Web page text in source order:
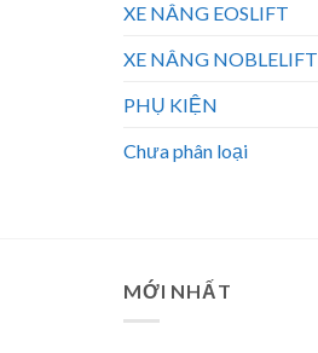
XE NÂNG EOSLIFT
XE NÂNG NOBLELIFT
PHỤ KIỆN
Chưa phân loại
MỚI NHẤT